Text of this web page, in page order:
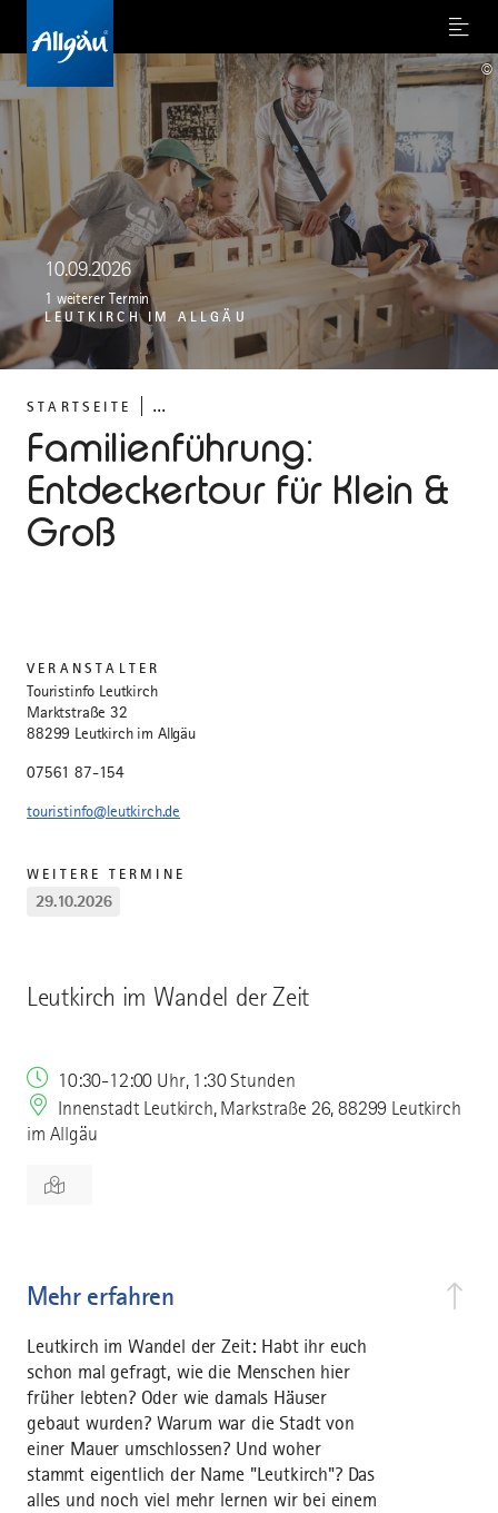
Menu
STARTSEITE ...
Familienführung:
Entdeckertour für Klein &
Groß
10.09.2026
1 weiterer Termin
LEUTKIRCH IM ALLGÄU
©
Leutkirch im Wandel der Zeit
10:30-12:00 Uhr, 1:30 Stunden
Innenstadt Leutkirch, Markstraße 26, 88299 Leutkirch
im Allgäu
Mehr erfahren
Leutkirch im Wandel der Zeit: Habt ihr euch
schon mal gefragt, wie die Menschen hier
früher lebten? Oder wie damals Häuser
gebaut wurden? Warum war die Stadt von
einer Mauer umschlossen? Und woher
stammt eigentlich der Name "Leutkirch"? Das
alles und noch viel mehr lernen wir bei einem
VERANSTALTER
Touristinfo Leutkirch
Marktstraße 32
88299 Leutkirch im Allgäu
07561 87-154
touristinfo@leutkirch.de
WEITERE TERMINE
29.10.2026